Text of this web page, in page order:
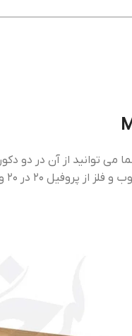
توانید از آن در دو